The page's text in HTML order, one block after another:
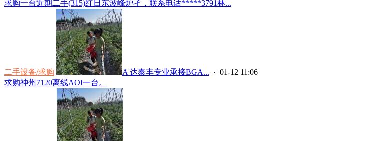
求购一台近期二手(315)红日东波峰炉孑，联系电话*****3791林...
二手设备/求购 A 达泰丰专业承接BGA... · 01-12 11:06
求购神州7120离线AOI一台。